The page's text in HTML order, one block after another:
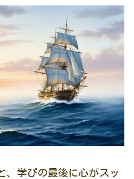
、学びの最後に心がスッ